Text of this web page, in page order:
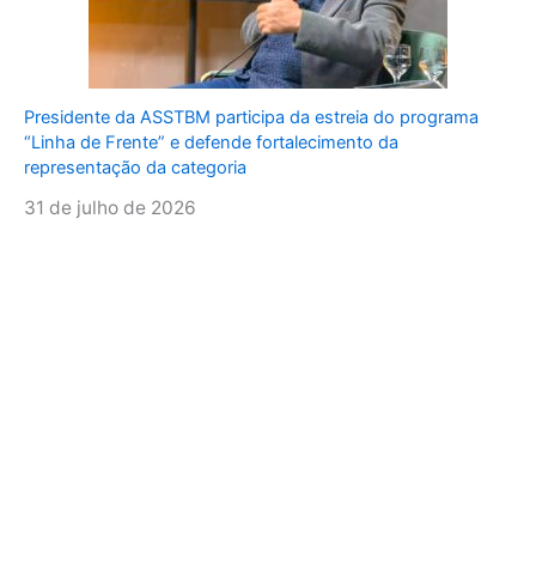
Presidente da ASSTBM participa da estreia do programa
“Linha de Frente” e defende fortalecimento da
representação da categoria
31 de julho de 2026